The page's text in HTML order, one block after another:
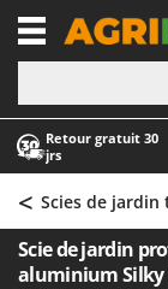
Retour gratuit 30
jrs
-1
A
Abris de
Aérateurs
A
AgriEuro
AgriEuro
AGT
< Scies de jardin
Scie de jardin
aluminium Silky